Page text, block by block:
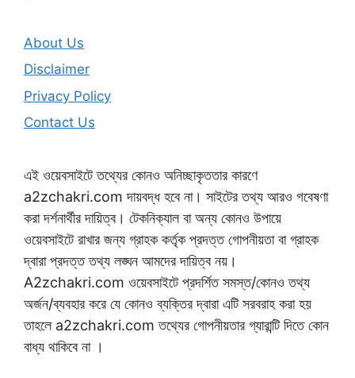
About Us
Disclaimer
Privacy Policy
Contact Us
এই ওয়েবসাইটে তথ্যের কোনও অনিচ্ছাকৃততার কারণে
a2zchakri.com দায়বদ্ধ হবে না। সাইটের তথ্য আরও গবেষণা
করা দর্শনার্থীর দায়িত্ব। টেকনিক্যাল বা অন্য কোনও উপায়ে
ওয়েবসাইটে রাখার জন্য গ্রাহক কর্তৃক প্রদত্ত গোপনীয়তা বা গ্রাহক
দ্বারা প্রদত্ত তথ্য লঙ্ঘন আমদের দায়িত্ব নয়।
A2zchakri.com ওয়েবসাইটে প্রদর্শিত সমস্ত/কোনও তথ্য
অর্জন/ব্যবহার করে যে কোনও ব্যক্তির দ্বারা এটি সরবরাহ করা হয়
তাহলে a2zchakri.com তথ্যের গোপনীয়তার গ্যারান্টি দিতে কোন
বাধ্য থাকিবে না ।